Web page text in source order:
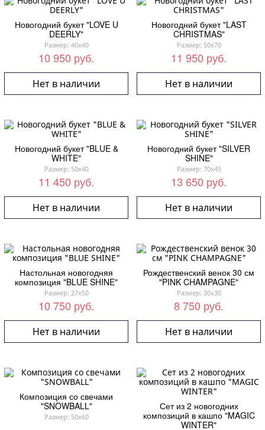
Новогодний букет "LOVE U
DEERLY"
Размер: 40x40
10 950 руб.
Нет в наличии
Новогодний букет "LAST
CHRISTMAS"
Размер: 50x70
11 950 руб.
Нет в наличии
Новогодний букет "BLUE &
WHITE"
Размер: 50x40
11 450 руб.
Нет в наличии
Новогодний букет "SILVER
SHINE"
Размер: 70x45
13 650 руб.
Нет в наличии
Настольная новогодняя
композиция "BLUE SHINE"
Размер: 27x50
10 750 руб.
Нет в наличии
Рождественский венок 30 см
"PINK CHAMPAGNE"
Размер: 30x30
8 750 руб.
Нет в наличии
Композиция со свечами
"SNOWBALL"
Размер: 50x60
Сет из 2 новогодних
композиций в кашпо "MAGIC
WINTER"